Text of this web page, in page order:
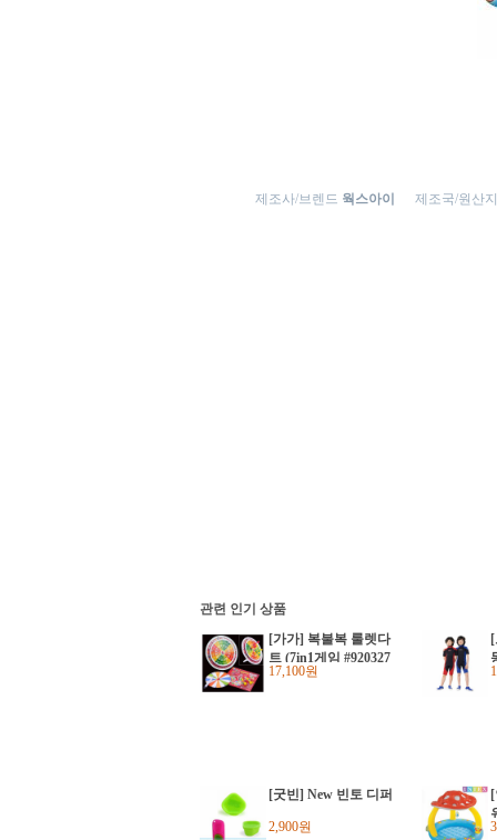
제조사/브렌드 웍스아이 제조국/원산
관련 인기 상품
[가가] 복불복 룰렛다
트 (7in1게임 #920327
0)
17,100원
[굿빈] New 빈토 디퍼
2,900원